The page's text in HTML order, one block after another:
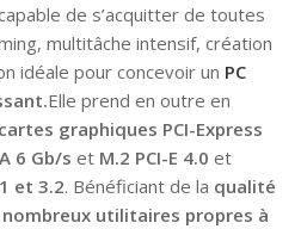
de s’acquitter de toutes
multitâche intensif, création
idéale pour concevoir un PC
Elle prend en outre en
cartes graphiques PCI-Express
6 Gb/s et M.2 PCI-E 4.0 et
et 3.2. Bénéficiant de la qualité
nombreux utilitaires propres à